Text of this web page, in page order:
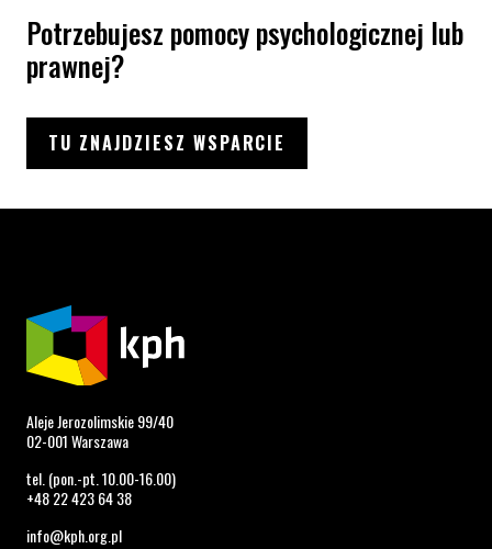
Potrzebujesz pomocy psychologicznej lub
prawnej?
TU ZNAJDZIESZ WSPARCIE
Aleje Jerozolimskie 99/40
02-001 Warszawa
tel. (pon.-pt. 10.00-16.00)
+48 22 423 64 38
info@kph.org.pl